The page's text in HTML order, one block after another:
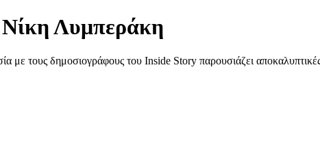
Λυμπεράκη
τους δημοσιογράφους του Inside Story παρουσιάζει αποκαλυπτικές